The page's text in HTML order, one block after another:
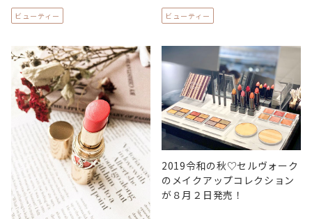
ビューティー ビューティー
2019令和の秋♡セルヴォーク
のメイクアップコレクション
が８月２日発売！